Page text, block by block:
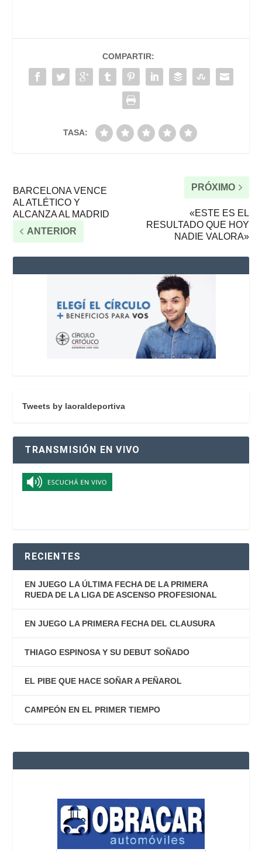
COMPARTIR:
TASA:
BARCELONA VENCE
AL ATLÉTICO Y
ALCANZA AL MADRID
ANTERIOR
PRÓXIMO
«ESTE ES EL
RESULTADO QUE HOY
NADIE VALORA»
Tweets by laoraldeportiva
TRANSMISIÓN EN VIVO
RECIENTES
EN JUEGO LA ÚLTIMA FECHA DE LA PRIMERA
RUEDA DE LA LIGA DE ASCENSO PROFESIONAL
EN JUEGO LA PRIMERA FECHA DEL CLAUSURA
THIAGO ESPINOSA Y SU DEBUT SOÑADO
EL PIBE QUE HACE SOÑAR A PEÑAROL
CAMPEÓN EN EL PRIMER TIEMPO